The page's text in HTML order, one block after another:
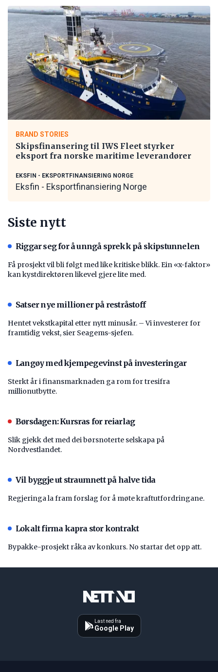
BRAND STORIES
Skipsfinansering til IWS Fleet styrker
eksport fra norske maritime leverandører
EKSFIN - EKSPORTFINANSIERING NORGE
Eksfin - Eksportfinansiering Norge
Siste nytt
Riggar seg for å unngå sprekk på skipstunnelen
Få prosjekt vil bli følgt med like kritiske blikk. Ein «x-faktor»
kan kystdirektøren likevel gjere lite med.
Satser nye millioner på restråstoff
Hentet vekstkapital etter nytt minusår. – Vi investerer for
framtidig vekst, sier Seagems-sjefen.
Langøy med kjempegevinst på investeringar
Sterkt år i finansmarknaden ga rom for tresifra
millionutbytte.
Børsdagen: Kursras for reiarlag
Slik gjekk det med dei børsnoterte selskapa på
Nordvestlandet.
Vil byggje ut straumnett på halve tida
Regjeringa la fram forslag for å møte kraftutfordringane.
Lokalt firma kapra stor kontrakt
Bypakke-prosjekt råka av konkurs. No startar det opp att.
Last ned fra
Google Play